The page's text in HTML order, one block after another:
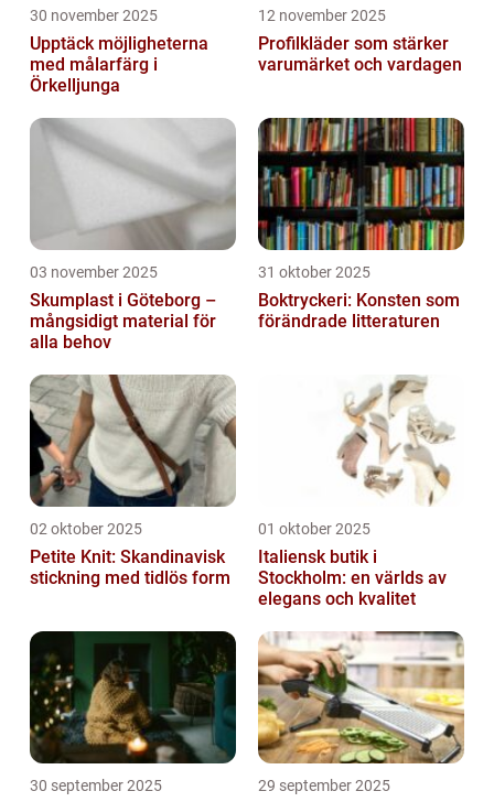
30 november 2025
Upptäck möjligheterna
med målarfärg i
Örkelljunga
12 november 2025
Profilkläder som stärker
varumärket och vardagen
03 november 2025
Skumplast i Göteborg –
mångsidigt material för
alla behov
31 oktober 2025
Boktryckeri: Konsten som
förändrade litteraturen
02 oktober 2025
Petite Knit: Skandinavisk
stickning med tidlös form
01 oktober 2025
Italiensk butik i
Stockholm: en världs av
elegans och kvalitet
30 september 2025 29 september 2025